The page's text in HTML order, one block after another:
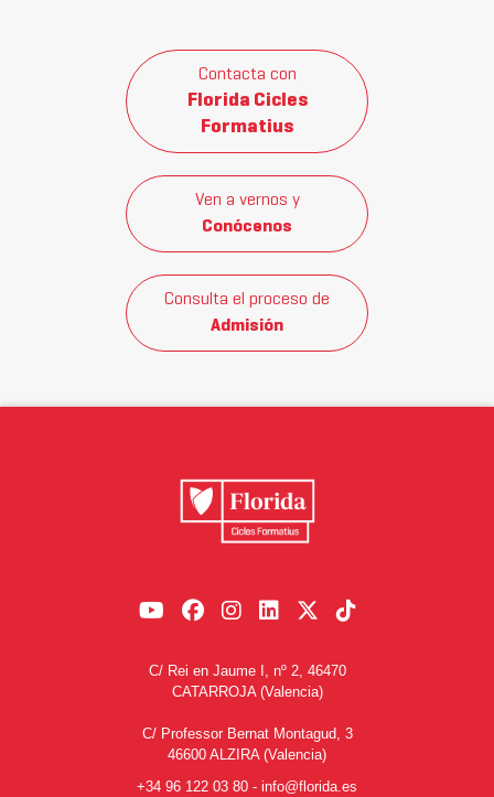
Contacta con
Florida Cicles
Formatius
Ven a vernos y
Conócenos
Consulta el proceso de
Admisión
C/ Rei en Jaume I, nº 2, 46470
CATARROJA (Valencia)
C/ Professor Bernat Montagud, 3
46600 ALZIRA (Valencia)
+34 96 122 03 80 - info@florida.es